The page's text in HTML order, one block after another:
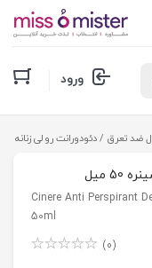
ورود
ضد تعرق / دئودورانت رولی زنانه با
میل
Cinere Anti Perspirant
50ml
(0)